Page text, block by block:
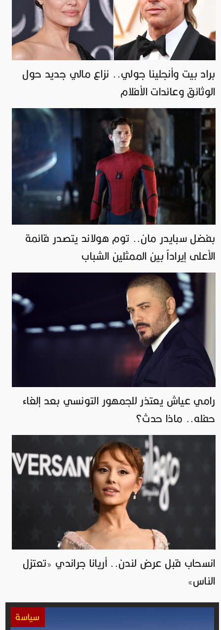
براد بيت وأنجلينا جولي.. نزاع مالي جديد حول
الوثائق وعائدات الأفلام
بفضل سبايدر مان.. توم هولاند يتصدر قائمة
الأعلى إيراداً بين الممثلين الشباب
رامي عياش يعتذر للجمهور التونسي بعد إلغاء
حفله.. ماذا حدث؟
انسحاب قبل عرض لندن.. أريانا جراندي «تعتزل
الناس»
سياسة